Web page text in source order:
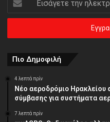
την
ηλεκτρονική
διεύθυνση
Πιο Δημοφιλή
4 λεπτά πρίν
Νέο αεροδρόμιο Ηρακλείου
σύμβασης για συστήματα
7 λεπτά πρίν